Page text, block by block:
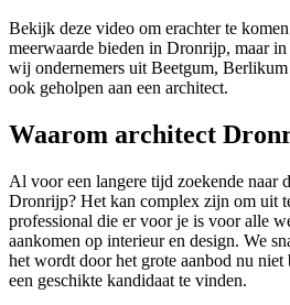
Bekijk deze video om erachter te
meerwaarde bieden in Dronrijp, maar
wij ondernemers uit Beetgum,
ook geholpen aan een architect.
Waarom architect
Al voor een langere tijd zoekende naar
Dronrijp? Het kan complex zijn om uit
professional die er voor je is voor alle
aankomen op interieur en design. We
het wordt door het grote aanbod nu niet
een geschikte kandidaat te vinden.